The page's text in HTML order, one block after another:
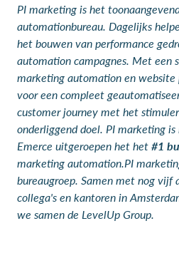
PI marketing is het
automationbureau. Dagelijks
het bouwen van performance
automation campagnes. Met een
marketing automation en website
voor een compleet
customer journey met het
onderliggend doel. PI marketing
Emerce uitgeroepen het het#1
marketing automation.PI
bureaugroep. Samen met nog vijf
collega's en kantoren in
we samen de LevelUp Group.